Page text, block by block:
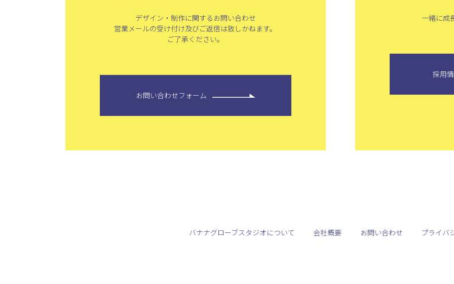
デザイン・制作に関するお問い合わせ
営業メールの受け付け及びご返信は致しかねます。
ご了承ください。
お問い合わせフォーム
一緒に成
採用
バナナグローブスタジオについて 会社概要 お問い合わせ プライバ